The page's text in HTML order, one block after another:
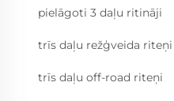
pielāgoti 3 daļu ritināji
trīs daļu režģveida riteņi
trīs daļu off-road riteņi